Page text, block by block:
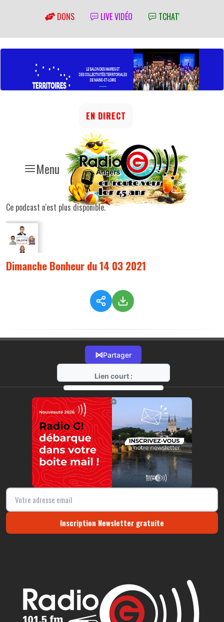
DONS LIVE VIDÉO TCHAT'
Menu
EN DIRECT
Ce podcast n'est plus disponible.
Dimanche Bonheur du 14 03 2021
⋈Partager
Lien court :
https://radio-g.fr?4180
⧉
Inscription Newsletter gratuite